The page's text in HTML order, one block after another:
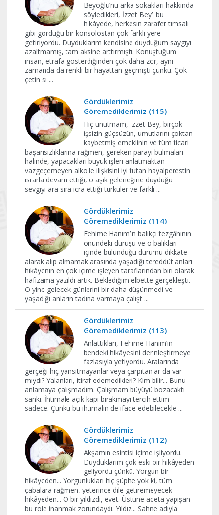
Beyoğlu’nu arka sokakları hakkında
söyledikleri, İzzet Bey’i bu
hikâyede, herkesin zarafet timsali
gibi gördüğü bir konsolostan çok farklı yere
getiriyordu. Duyduklarım kendisine duyduğum saygıyı
azaltmamış, tam aksine arttırmıştı. Konuştuğum
insan, etrafa gösterdiğinden çok daha zor, aynı
zamanda da renkli bir hayattan geçmişti çünkü. Çok
çetin sı ...
Gördüklerimiz
Göremediklerimiz (115)
Hiç unutmam, İzzet Bey, birçok
işsizin güçsüzün, umutlarını çoktan
kaybetmiş emeklinin ve tüm ticari
başarısızlıklarına rağmen, gereken parayı bulmaları
halinde, yapacakları büyük işleri anlatmaktan
vazgeçemeyen alkolle ilişkisini iyi tutan hayalperestin
ısrarla devam ettiği, o aşık geleneğine duyduğu
sevgiyi ara sıra icra ettiği türküler ve farklı ...
Gördüklerimiz
Göremediklerimiz (114)
Fehime Hanım’ın balıkçı tezgâhının
önündeki duruşu ve o balıkları
içinde bulunduğu durumu dikkate
alarak alıp almamak arasında yaşadığı tereddüt anları
hikâyenin en çok içime işleyen taraflarından biri olarak
hafızama yazıldı artık. Beklediğim elbette gerçekleşti.
O yine gelecek günlerini bir daha düşünmedi ve
yaşadığı anların tadına varmaya çalışt ...
Gördüklerimiz
Göremediklerimiz (113)
Anlattıkları, Fehime Hanım’ın
bendeki hikâyesini derinleştirmeye
fazlasıyla yetiyordu. Aralarında
gerçeği hiç yansıtmayanlar veya çarpıtanlar da var
mıydı? Yalanları, itiraf edemedikleri? Kim bilir... Bunu
anlamaya çalışmadım. Çalışmam büyüyü bozacaktı
sanki. İhtimale açık kapı bırakmayı tercih ettim
sadece. Çünkü bu ihtimalin de ifade edebilecekle ...
Gördüklerimiz
Göremediklerimiz (112)
Akşamın esintisi içime işliyordu.
Duyduklarım çok eski bir hikâyeden
geliyordu çünkü. Yorgun bir
hikâyeden... Yorgunlukları hiç şüphe yok ki, tüm
çabalara rağmen, yeterince dile getiremeyecek
hikâyeden... O bir yıldızdı, evet. Üstüne adeta yapışan
bu role inanmak zorundaydı. Yıldız... Sahne adıyla